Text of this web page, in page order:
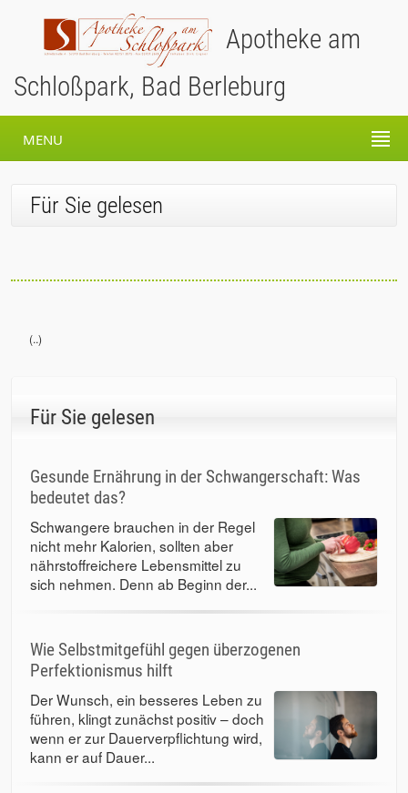
Apotheke am
Schloßpark, Bad Berleburg
MENU
Für Sie gelesen
(..)
Für Sie gelesen
Gesunde Ernährung in der Schwangerschaft: Was
bedeutet das?
Schwangere brauchen in der Regel
nicht mehr Kalorien, sollten aber
nährstoffreichere Lebensmittel zu
sich nehmen. Denn ab Beginn der...
Wie Selbstmitgefühl gegen überzogenen
Perfektionismus hilft
Der Wunsch, ein besseres Leben zu
führen, klingt zunächst positiv – doch
wenn er zur Dauerverpflichtung wird,
kann er auf Dauer...